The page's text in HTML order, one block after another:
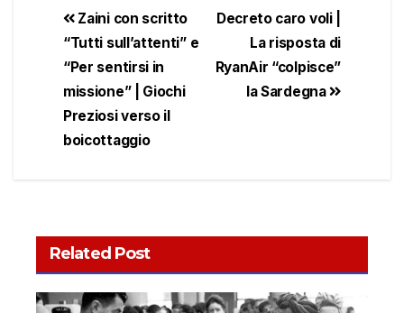
Decreto caro voli |
La risposta di
RyanAir “colpisce”
la Sardegna
Zaini con scritto
“Tutti sull’attenti” e
“Per sentirsi in
missione” | Giochi
Preziosi verso il
boicottaggio
Related Post